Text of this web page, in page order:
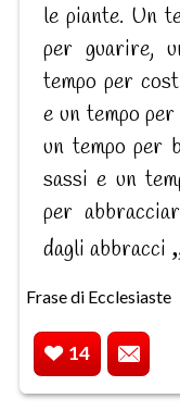
le piante. Un
per guarire,
tempo per
e un tempo
un tempo per
sassi e un
per
dagli abbracci
Frase di Ecclesiaste
14